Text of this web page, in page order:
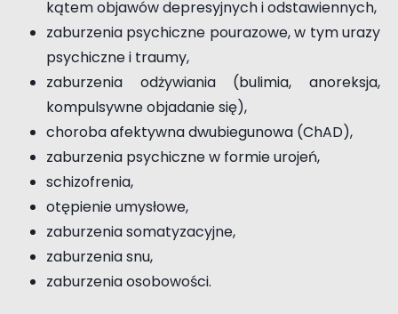
kątem objawów depresyjnych i odstawiennych,
zaburzenia psychiczne pourazowe, w tym urazy
psychiczne i traumy,
zaburzenia odżywiania (bulimia, anoreksja,
kompulsywne objadanie się),
choroba afektywna dwubiegunowa (ChAD),
zaburzenia psychiczne w formie urojeń,
schizofrenia,
otępienie umysłowe,
zaburzenia somatyzacyjne,
zaburzenia snu,
zaburzenia osobowości.